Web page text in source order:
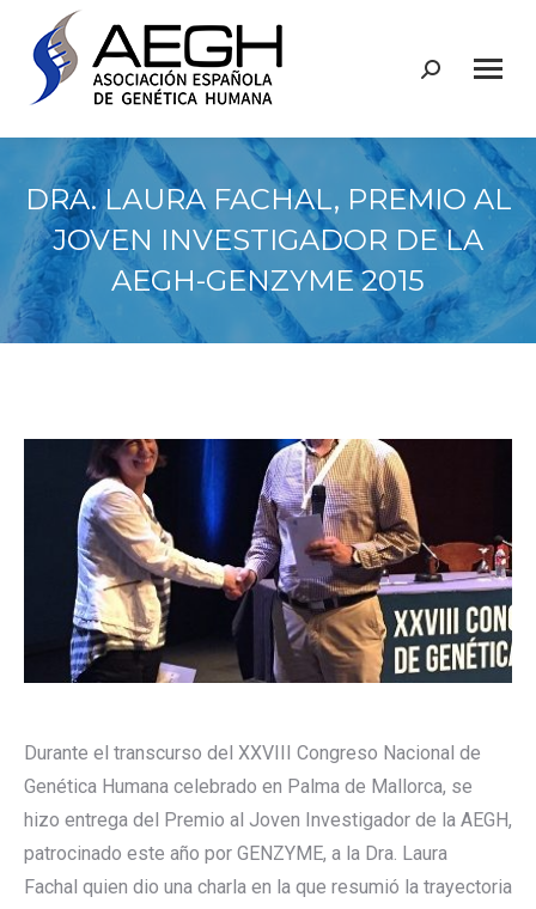
Buscar:
DRA. LAURA FACHAL, PREMIO AL
JOVEN INVESTIGADOR DE LA
AEGH-GENZYME 2015
Durante el transcurso del XXVIII Congreso Nacional de
Genética Humana celebrado en Palma de Mallorca, se
hizo entrega del Premio al Joven Investigador de la AEGH,
patrocinado este año por GENZYME, a la Dra. Laura
Fachal quien dio una charla en la que resumió la trayectoria